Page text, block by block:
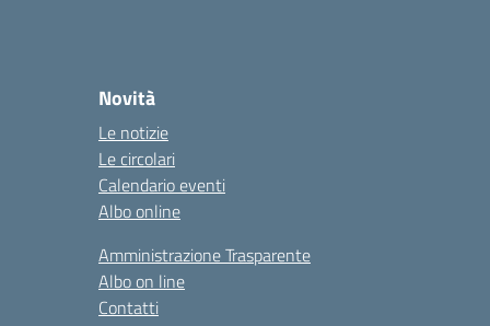
Novità
Le notizie
Le circolari
Calendario eventi
Albo online
Amministrazione Trasparente
Albo on line
Contatti